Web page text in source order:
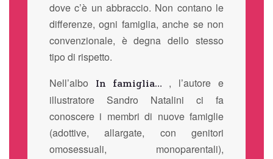
dove c’è un abbraccio. Non contano le
differenze, ogni famiglia, anche se non
convenzionale, è degna dello stesso
tipo di rispetto.
Nell’albo
In famiglia… , l’autore e
illustratore Sandro Natalini ci fa
conoscere i membri di nuove famiglie
(adottive, allargate, con genitori
omosessuali, monoparentali),